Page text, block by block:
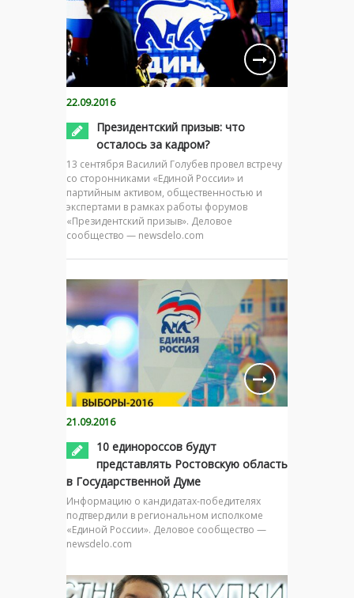
22.09.2016
Президентский призыв: что
осталось за кадром?
13 сентября Василий Голубев провел встречу
со сторонниками «Единой России» и
партийным активом, общественностью и
экспертами в рамках работы форумов
«Президентский призыв». Деловое
сообщество — newsdelo.com
21.09.2016
10 единороссов будут
представлять Ростовскую область
в Государственной Думе
Информацию о кандидатах-победителях
подтвердили в региональном исполкоме
«Единой России». Деловое сообщество —
newsdelo.com